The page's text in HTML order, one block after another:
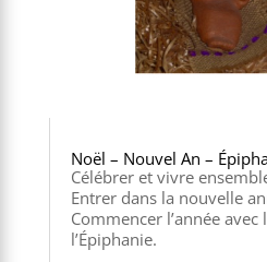
Noël – Nouvel An –
Célébrer et vivre
Entrer dans la nouvelle
Commencer l’année
l’Épiphanie.